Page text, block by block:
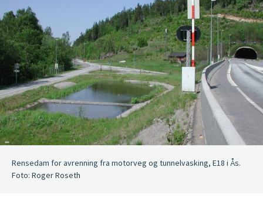
Rensedam for avrenning fra motorveg og tunnelvasking, E18 i Ås.
Foto: Roger Roseth